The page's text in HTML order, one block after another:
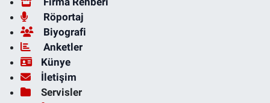
Röportaj
Biyografi
Anketler
Künye
İletişim
Servisler